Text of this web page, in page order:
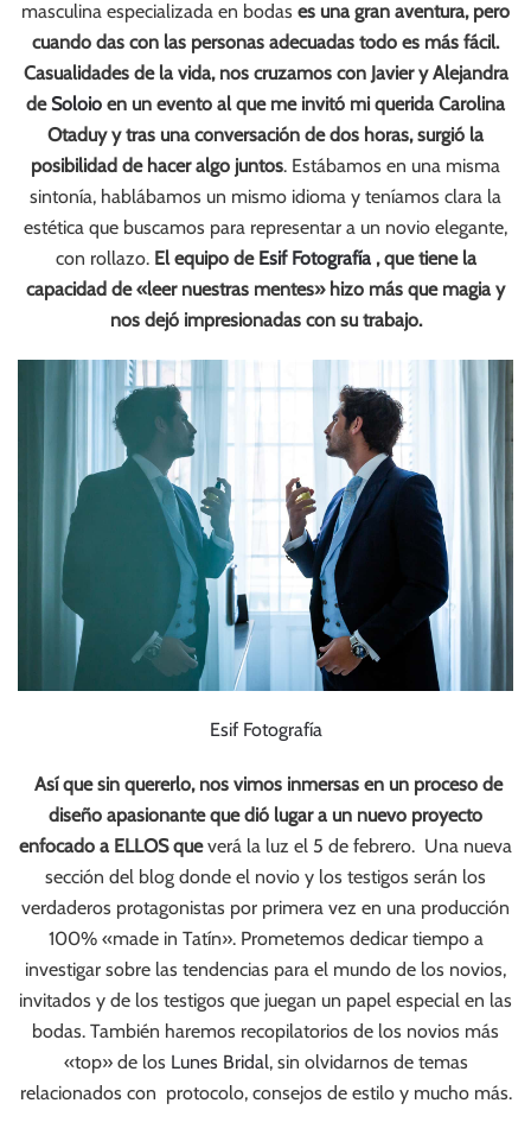
masculina especializada en bodas es una gran aventura, pero
cuando das con las personas adecuadas todo es más fácil.
Casualidades de la vida, nos cruzamos con Javier y Alejandra
deSoloio en un evento al que me invitó mi querida Carolina
Otaduy y tras una conversación de dos horas, surgió la
posibilidad de hacer algo juntos. Estábamos en una misma
sintonía, hablábamos un mismo idioma y teníamos clara la
estética que buscamos para representar a un novio elegante,
con rollazo. El equipo de Esif Fotografía, que tiene la
capacidad de «leer nuestras mentes» hizo más que magia y
nos dejó impresionadas con su trabajo.
Esif Fotografía
Así que sin quererlo, nos vimos inmersas en un proceso de
diseño apasionante que dió lugar a un nuevo proyecto
enfocado a ELLOS queverá la luz el 5 de febrero. Una nueva
sección del blog donde el novio y los testigos serán los
verdaderos protagonistas por primera vez en una producción
100% «made in Tatín». Prometemos dedicar tiempo a
investigar sobre las tendencias para el mundo de los novios,
invitados y de los testigos que juegan un papel especial en las
bodas. También haremos recopilatorios de los novios más
«top» de los Lunes Bridal, sin olvidarnos de temas
relacionados con protocolo, consejos de estilo y mucho más.